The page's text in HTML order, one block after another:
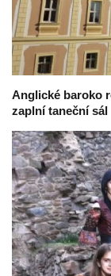
Anglické baroko
zaplní taneční sál